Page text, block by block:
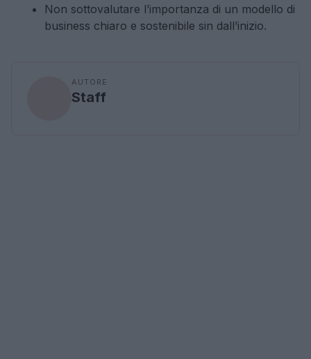
Non sottovalutare l’importanza di un modello di
business chiaro e sostenibile sin dall’inizio.
AUTORE
Staff